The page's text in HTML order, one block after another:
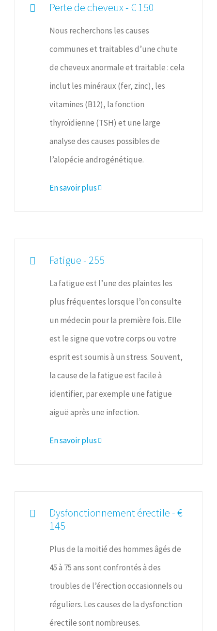
Perte de cheveux - € 150
Nous recherchons les causes
communes et traitables d’une chute
de cheveux anormale et traitable : cela
inclut les minéraux (fer, zinc), les
vitamines (B12), la fonction
thyroïdienne (TSH) et une large
analyse des causes possibles de
l’alopécie androgénétique.
En savoir plus
Fatigue - 255
La fatigue est l’une des plaintes les
plus fréquentes lorsque l’on consulte
un médecin pour la première fois. Elle
est le signe que votre corps ou votre
esprit est soumis à un stress. Souvent,
la cause de la fatigue est facile à
identifier, par exemple une fatigue
aiguë après une infection.
En savoir plus
Dysfonctionnement érectile - €
145
Plus de la moitié des hommes âgés de
45 à 75 ans sont confrontés à des
troubles de l’érection occasionnels ou
réguliers. Les causes de la dysfonction
érectile sont nombreuses.